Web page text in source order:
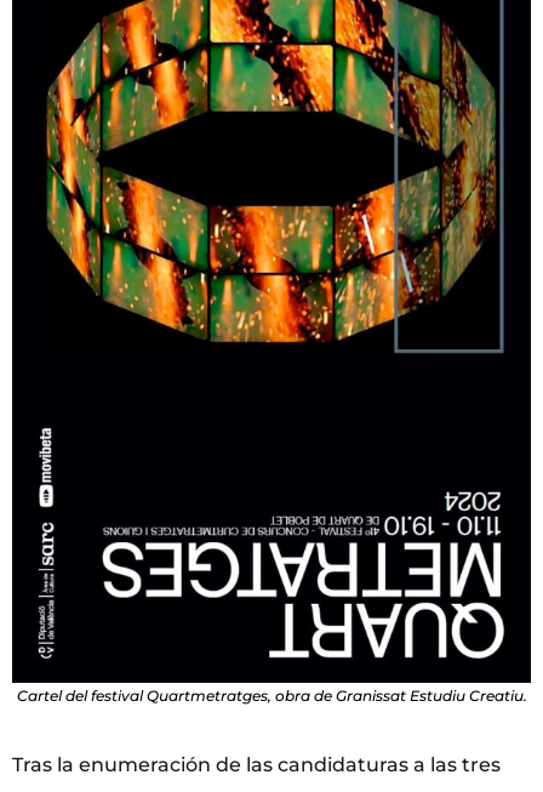
Cartel del festival Quartmetratges, obra de Granissat Estudiu Creatiu.
Tras la enumeración de las candidaturas a las tres